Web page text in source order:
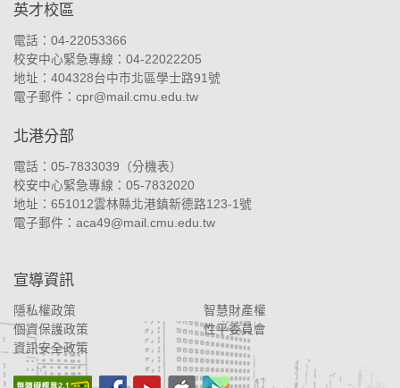
英才校區
電話：04-22053366
校安中心緊急專線：04-22022205
地址： 404328台中市北區學士路91號
電子郵件： cpr@mail.cmu.edu.tw
北港分部
電話：05-7833039（分機表）
校安中心緊急專線：05-7832020
地址： 651012雲林縣北港鎮新德路123-1號
電子郵件： aca49@mail.cmu.edu.tw
宣導資訊
隱私權政策
智慧財產權
個資保護政策
性平委員會
資訊安全政策